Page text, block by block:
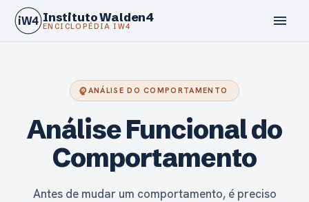
iW4 Instituto Walden4
ENCICLOPÉDIA IW4 menu
calendar_today
psychologyANÁLISE DO COMPORTAMENTO
Análise Funcional do
Comportamento
Antes de mudar um comportamento, é preciso